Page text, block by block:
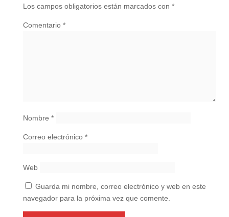
Los campos obligatorios están marcados con *
Comentario *
Nombre *
Correo electrónico *
Web
Guarda mi nombre, correo electrónico y web en este
navegador para la próxima vez que comente.